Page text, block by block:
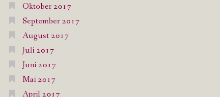
Oktober 2017
September 2017
August 2017
Juli 2017
Juni 2017
Mai 2017
April 2017